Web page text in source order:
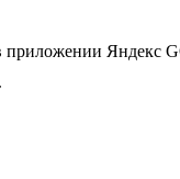
приложении Яндекс